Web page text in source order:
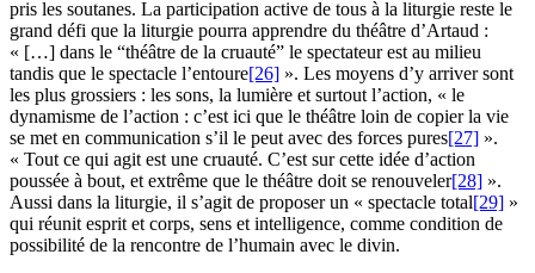
pris les soutanes. La participation active de tous à la liturgie reste le
grand défi que la liturgie pourra apprendre du théâtre d’Artaud :
« […] dans le “théâtre de la cruauté” le spectateur est au milieu
tandis que le spectacle l’entoure[26] ». Les moyens d’y arriver sont
les plus grossiers : les sons, la lumière et surtout l’action, « le
dynamisme de l’action : c’est ici que le théâtre loin de copier la vie
se met en communication s’il le peut avec des forces pures[27] ».
« Tout ce qui agit est une cruauté. C’est sur cette idée d’action
poussée à bout, et extrême que le théâtre doit se renouveler[28] ».
Aussi dans la liturgie, il s’agit de proposer un « spectacle total[29] »
qui réunit esprit et corps, sens et intelligence, comme condition de
possibilité de la rencontre de l’humain avec le divin.